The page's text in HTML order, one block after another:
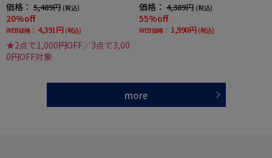
価格： 5,489円 (税込)
20%off
WEB価格： 4,391円 (税込)
★2点で1,000円OFF／3点で3,00
0円OFF対象
価格： 4,389円 (税込)
55%off
WEB価格： 1,990円 (税込)
more